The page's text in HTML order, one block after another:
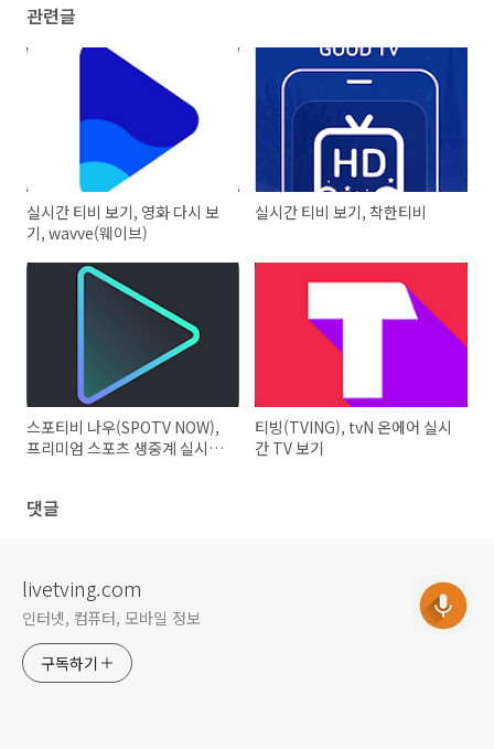
관련글
실시간 티비 보기, 영화 다시 보
기, wavve(웨이브)
실시간 티비 보기, 착한티비
스포티비 나우(SPOTV NOW),
프리미엄 스포츠 생중계 실시간
티빙(TVING), tvN 온에어 실시
간 TV 보기
댓글
livetving.com
인터넷, 컴퓨터, 모바일 정보
구독하기